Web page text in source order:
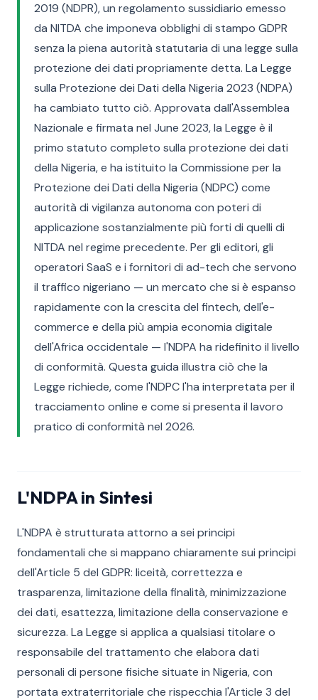
2019 (NDPR), un regolamento sussidiario emesso
da NITDA che imponeva obblighi di stampo GDPR
senza la piena autorità statutaria di una legge sulla
protezione dei dati propriamente detta. La Legge
sulla Protezione dei Dati della Nigeria 2023 (NDPA)
ha cambiato tutto ciò. Approvata dall'Assemblea
Nazionale e firmata nel June 2023, la Legge è il
primo statuto completo sulla protezione dei dati
della Nigeria, e ha istituito la Commissione per la
Protezione dei Dati della Nigeria (NDPC) come
autorità di vigilanza autonoma con poteri di
applicazione sostanzialmente più forti di quelli di
NITDA nel regime precedente. Per gli editori, gli
operatori SaaS e i fornitori di ad-tech che servono
il traffico nigeriano — un mercato che si è espanso
rapidamente con la crescita del fintech, dell'e-
commerce e della più ampia economia digitale
dell'Africa occidentale — l'NDPA ha ridefinito il livello
di conformità. Questa guida illustra ciò che la
Legge richiede, come l'NDPC l'ha interpretata per il
tracciamento online e come si presenta il lavoro
pratico di conformità nel 2026.
L'NDPA in Sintesi
L'NDPA è strutturata attorno a sei principi
fondamentali che si mappano chiaramente sui principi
dell'Article 5 del GDPR: liceità, correttezza e
trasparenza, limitazione della finalità, minimizzazione
dei dati, esattezza, limitazione della conservazione e
sicurezza. La Legge si applica a qualsiasi titolare o
responsabile del trattamento che elabora dati
personali di persone fisiche situate in Nigeria, con
portata extraterritoriale che rispecchia l'Article 3 del